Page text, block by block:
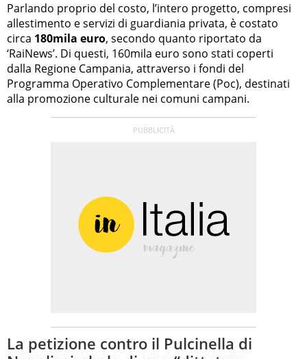
Parlando proprio del costo, l’intero progetto, compresi
allestimento e servizi di guardiania privata, è costato
circa 180mila euro, secondo quanto riportato da
‘RaiNews’. Di questi, 160mila euro sono stati coperti
dalla Regione Campania, attraverso i fondi del
Programma Operativo Complementare (Poc), destinati
alla promozione culturale nei comuni campani.
La petizione contro il Pulcinella di